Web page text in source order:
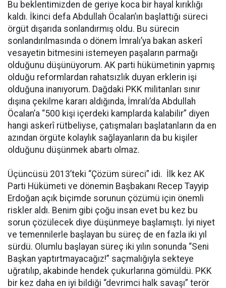
Bu beklentimizden de geriye koca bir hayal kırıklığı
kaldı. İkinci defa Abdullah Öcalan’ın başlattığı süreci
örgüt dışarıda sonlandırmış oldu. Bu sürecin
sonlandırılmasında o dönem İmralı’ya bakan askerî
vesayetin bitmesini istemeyen paşaların parmağı
olduğunu düşünüyorum. AK parti hükümetinin yapmış
olduğu reformlardan rahatsızlık duyan erklerin işi
olduğuna inanıyorum. Dağdaki PKK militanları sınır
dışına çekilme kararı aldığında, İmralı’da Abdullah
Öcalan’a “500 kişi içerdeki kamplarda kalabilir” diyen
hangi askerî rütbeliyse, çatışmaları başlatanların da en
azından örgüte kolaylık sağlayanların da bu kişiler
olduğunu düşünmek abartı olmaz.
Üçüncüsü 2013’teki “Çözüm süreci” idi. İlk kez AK
Parti Hükümeti ve dönemin Başbakanı Recep Tayyip
Erdoğan açık biçimde sorunun çözümü için önemli
riskler aldı. Benim gibi çoğu insan evet bu kez bu
sorun çözülecek diye düşünmeye başlamıştı. İyi niyet
ve temennilerle başlayan bu süreç de en fazla iki yıl
sürdü. Olumlu başlayan süreç iki yılın sonunda “Seni
Başkan yaptırtmayacağız!” saçmalığıyla sekteye
uğratılıp, akabinde hendek çukurlarına gömüldü. PKK
bir kez daha en iyi bildiği “devrimci halk savaşı” terör